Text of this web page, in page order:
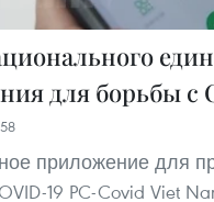
для борьбы с
приложение для
19 PC-Covid Viet